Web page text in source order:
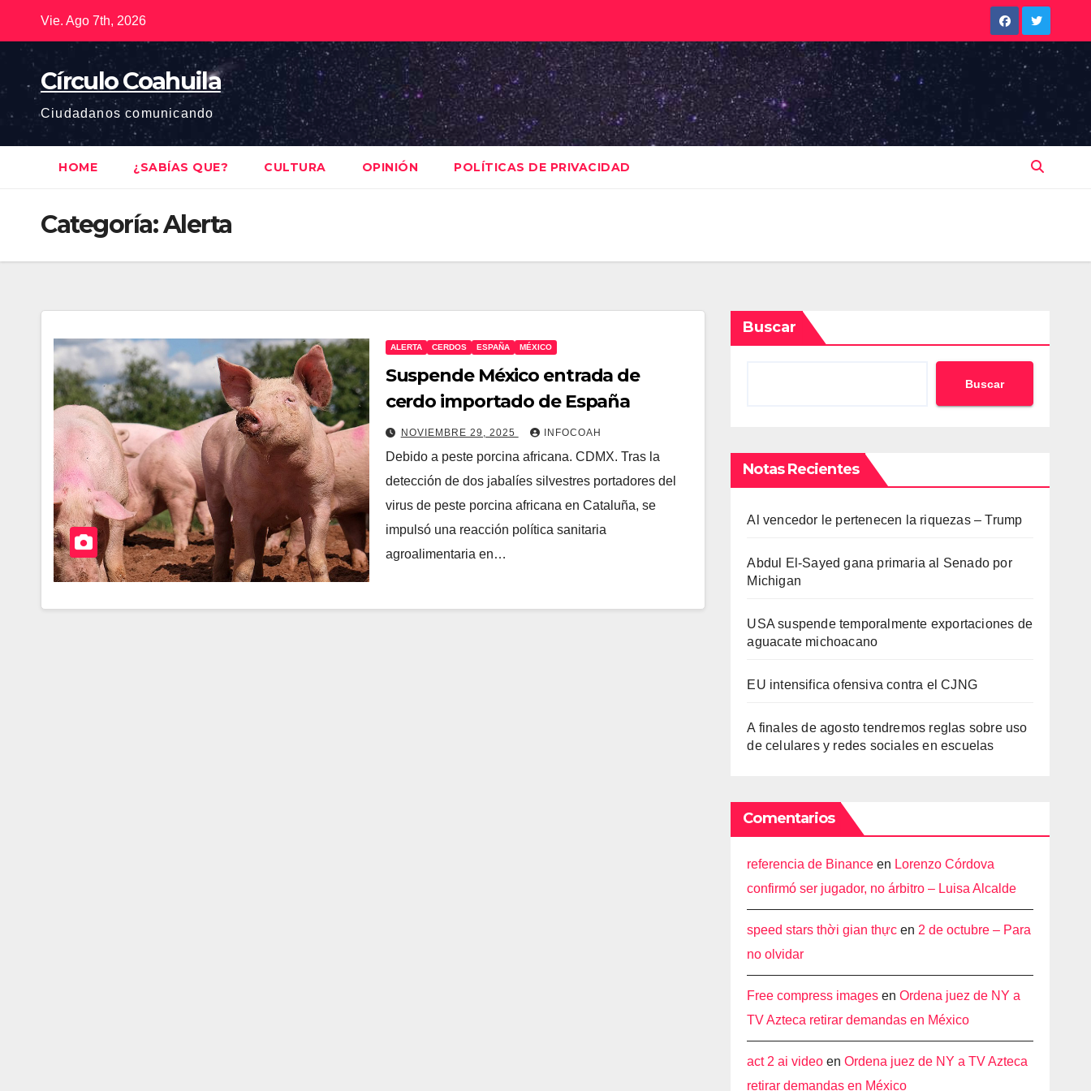
Vie. Ago 7th, 2026
Círculo Coahuila
Ciudadanos comunicando
HOME ¿SABÍAS QUE? CULTURA OPINIÓN POLÍTICAS DE PRIVACIDAD
Categoría:Alerta
ALERTA CERDOS ESPAÑA MÉXICO
Suspende México entrada de
cerdo importado de España
NOVIEMBRE 29, 2025 INFOCOAH
Debido a peste porcina africana. CDMX. Tras la
detección de dos jabalíes silvestres portadores del
virus de peste porcina africana en Cataluña, se
impulsó una reacción política sanitaria
agroalimentaria en…
Buscar
Buscar
Notas Recientes
Al vencedor le pertenecen la riquezas – Trump
Abdul El-Sayed gana primaria al Senado por
Michigan
USA suspende temporalmente exportaciones de
aguacate michoacano
EU intensifica ofensiva contra el CJNG
A finales de agosto tendremos reglas sobre uso
de celulares y redes sociales en escuelas
Comentarios
referencia de Binance en Lorenzo Córdova
confirmó ser jugador, no árbitro – Luisa Alcalde
speed stars thời gian thực en 2 de octubre – Para
no olvidar
Free compress images enOrdena juez de NY a
TV Azteca retirar demandas en México
act 2 ai video enOrdena juez de NY a TV Azteca
retirar demandas en México